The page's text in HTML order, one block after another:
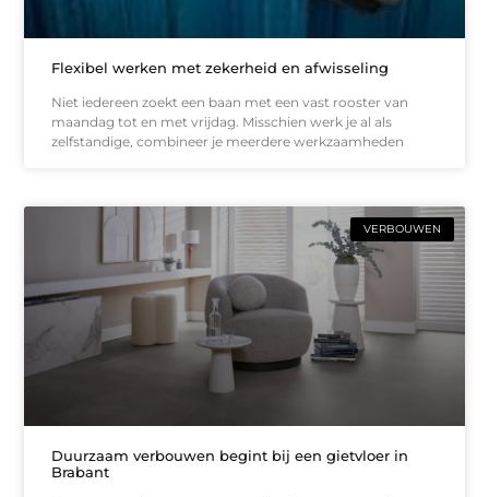
Flexibel werken met zekerheid en afwisseling
Niet iedereen zoekt een baan met een vast rooster van
maandag tot en met vrijdag. Misschien werk je al als
zelfstandige, combineer je meerdere werkzaamheden
VERBOUWEN
Duurzaam verbouwen begint bij een gietvloer in
Brabant